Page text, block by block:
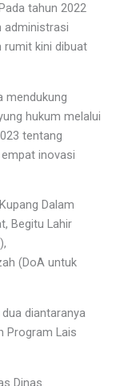
tahun 2022
administrasi
rumit kini dibuat
mendukung
hukum melalui
tentang
inovasi
Dalam
Begitu Lahir
(DoA untuk
diantaranya
Program Lais
Dinas